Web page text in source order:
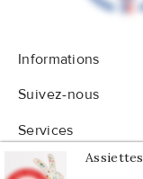
Informations
Suivez-nous
Services